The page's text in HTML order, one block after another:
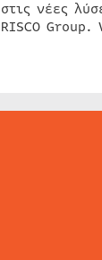
στις νέες
RISCO Group.